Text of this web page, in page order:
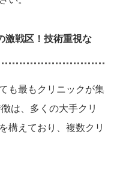
激戦区！技術重視な
も最もクリニックが集
は、多くの大手クリ
構えており、複数クリ